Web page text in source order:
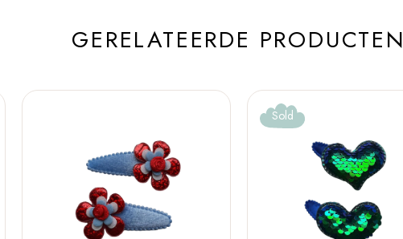
GERELATEERDE PRODUCTEN
Sold